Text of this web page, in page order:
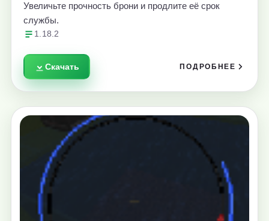
Увеличьте прочность брони и продлите её срок
службы.
1.18.2
Скачать ПОДРОБНЕЕ